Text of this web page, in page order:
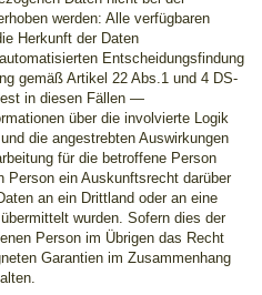
werden: Alle verfügbaren
Herkunft der Daten
Entscheidungsfindung
gemäß Artikel 22 Abs.1 und 4 DS-
in diesen Fällen —
über die involvierte Logik
die angestrebten Auswirkungen
für die betroffene Person
Person ein Auskunftsrecht darüber
an ein Drittland oder an eine
wurden. Sofern dies der
Person im Übrigen das Recht
Garantien im Zusammenhang